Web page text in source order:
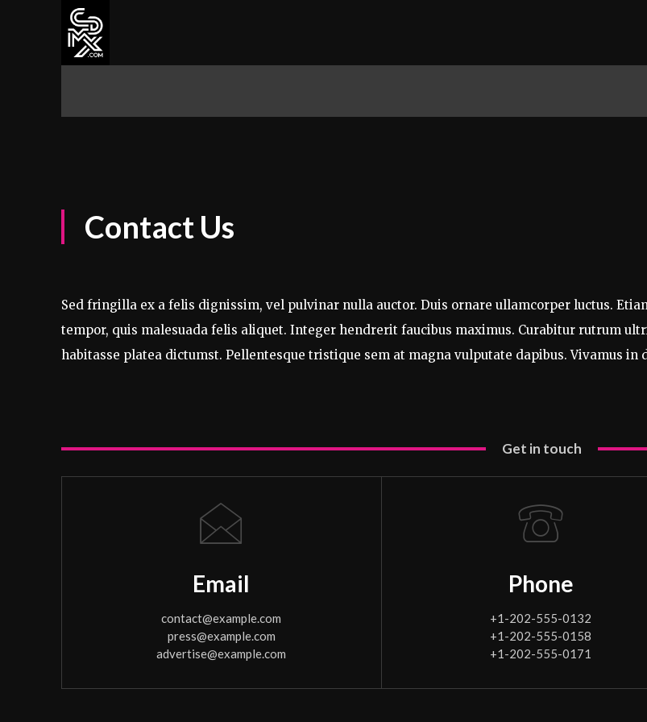
Contact Us
Sed fringilla ex a felis dignissim, vel pulvinar nulla auctor. Duis ornare ullamcorper luctus.
tempor, quis malesuada felis aliquet. Integer hendrerit faucibus maximus. Curabitur rutrum
habitasse platea dictumst. Pellentesque tristique sem at magna vulputate dapibus. Vivamus
Get in touch
Email
contact@example.com
press@example.com
advertise@example.com
Phone
+1-202-555-0132
+1-202-555-0158
+1-202-555-0171